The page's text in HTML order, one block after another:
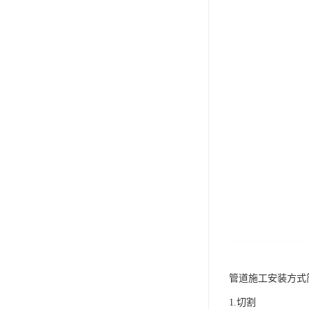
管道施工安装方式
1.切割